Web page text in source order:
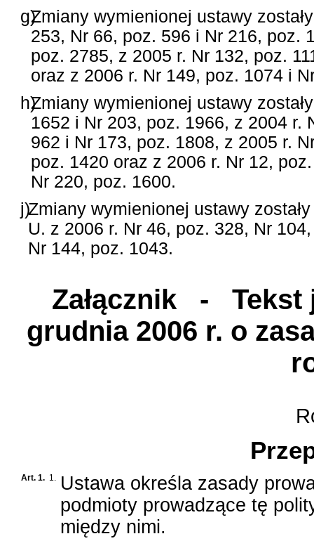
g)Zmiany wymienionej ustawy
253, Nr 66, poz. 596 i Nr 216, poz.
poz. 2785, z 2005 r. Nr 132, poz.
oraz z 2006 r. Nr 149, poz. 1074 i
h)Zmiany wymienionej ustawy
1652 i Nr 203, poz. 1966, z 2004 r.
962 i Nr 173, poz. 1808, z 2005 r.
poz. 1420 oraz z 2006 r. Nr 12,
Nr 220, poz. 1600.
j)Zmiany wymienionej ustawy
U. z 2006 r. Nr 46, poz. 328, Nr
Nr 144, poz. 1043.
Załącznik - Tekst
grudnia 2006 r. o
Art. 1. 1.
Ustawa określa zasady
podmioty prowadzące tę
między nimi.